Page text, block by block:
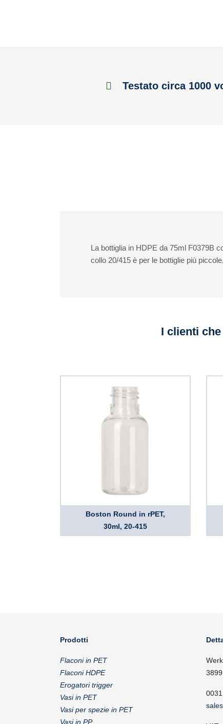
Testato circa 1000
La bottiglia in HDPE da 75ml F0379B
collo 20/415 è per le bottiglie più
I clienti
Boston Round in rPET,
30ml, 20-415
Prodotti
Flaconi in PET
Flaconi HDPE
Erogatori trigger
Vasi in PET
Vasi per spezie in PET
Vasi in PP